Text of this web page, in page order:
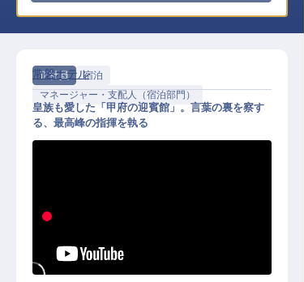
正社員
宿泊
マネージャー・支配人（宿泊部門）
館／「和」を指揮／月28.5万～46万
常磐ホテル
皇族も愛した「甲府の迎賓館」。言葉の裏を察す
る、最高峰の指揮を執る